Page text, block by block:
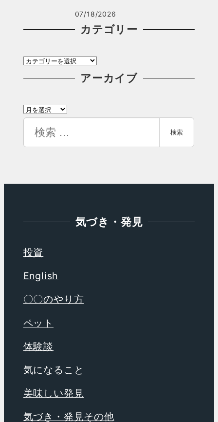
07/18/2026
カテゴリー
カ
テ
リ
アーカイブ
ア
カ
索
検索
気づき・発見
投資
English
〇〇のやり方
ペット
体験談
気になること
美味しい発見
気づき・発見その他